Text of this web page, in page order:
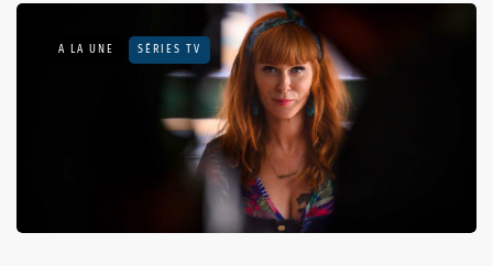
A LA UNE SÉRIES TV